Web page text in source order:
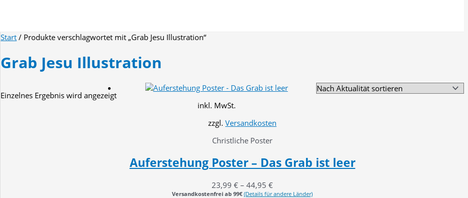
Start / Produkte verschlagwortet mit „Grab Jesu Illustration“
Grab Jesu Illustration
Einzelnes Ergebnis wird angezeigt
inkl. MwSt.
zzgl.Versandkosten
Christliche Poster
Auferstehung Poster – Das Grab ist leer
23,99€ –44,95€
Versandkostenfrei ab 99€ (Details für andere Länder)